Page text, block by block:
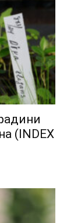
(INDEX